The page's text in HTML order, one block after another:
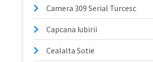
Camera 309 Serial Turcesc
Capcana Iubirii
Cealalta Sotie